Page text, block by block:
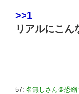
>>1
リアルにこん
57: 名無しさん＠恐縮